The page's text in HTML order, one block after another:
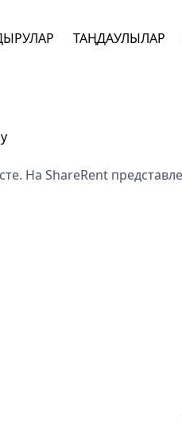
ТАҢДАУЛЫЛАР
На ShareRent